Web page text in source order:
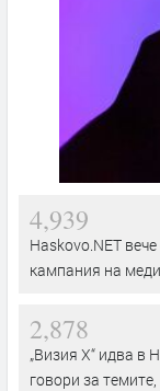
4,939
Haskovo.NET
кампания на
2,878
„Визия Х“ идва в
говори за